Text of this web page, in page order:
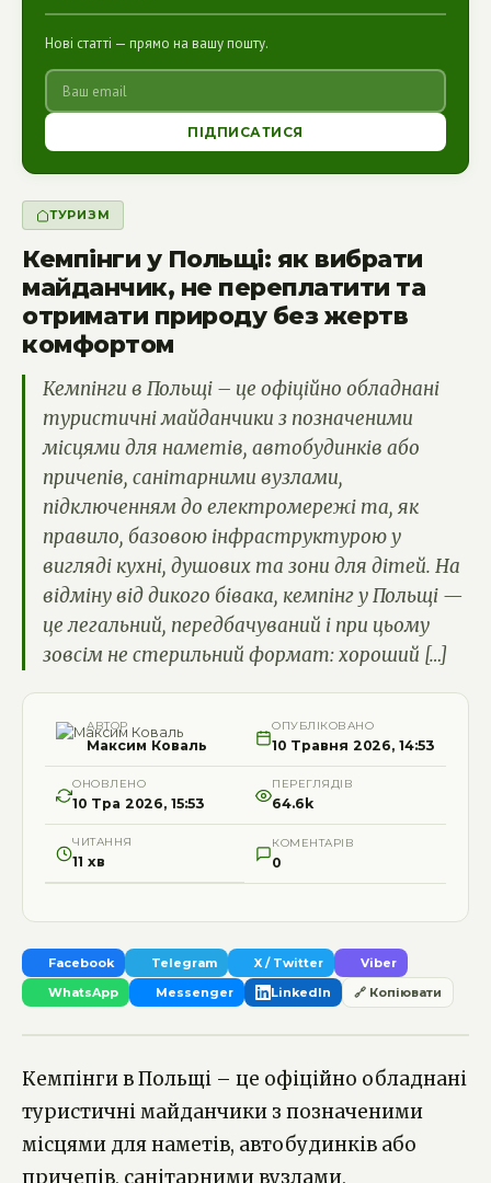
ТУРИЗМ
Кемпінги у Польщі: як вибрати
майданчик, не переплатити та
отримати природу без жертв
комфортом
Кемпінги в Польщі – це офіційно обладнані
туристичні майданчики з позначеними
місцями для наметів, автобудинків або
причепів, санітарними вузлами,
підключенням до електромережі та, як
правило, базовою інфраструктурою у
вигляді кухні, душових та зони для дітей. На
відміну від дикого бівака, кемпінг у Польщі —
це легальний, передбачуваний і при цьому
зовсім не стерильний формат: хороший […]
АВТОР
Максим Коваль
ОПУБЛІКОВАНО
10 Травня 2026, 14:53
ОНОВЛЕНО
10 Тра 2026, 15:53
ПЕРЕГЛЯДІВ
64.6k
ЧИТАННЯ
11 хв
КОМЕНТАРІВ
0
Facebook Telegram X / Twitter
Viber
WhatsApp
Messenger LinkedIn 🔗 Копіювати
Кемпінги в Польщі – це офіційно обладнані
туристичні майданчики з позначеними
місцями для наметів, автобудинків або
причепів, санітарними вузлами,
Нові статті — прямо на вашу пошту.
ПІДПИСАТИСЯ